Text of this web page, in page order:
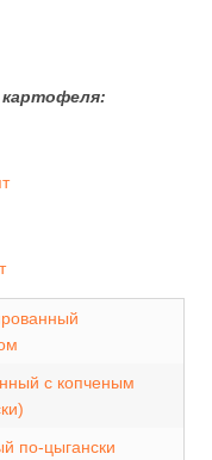
с копченым
по-цыгански